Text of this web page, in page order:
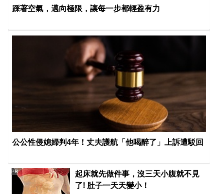
踩著空氣，邁向極限，讓每一步都輕盈有力
公公性侵媳婦判4年！丈夫護航「他喝醉了」上訴遭駁回
起床就先做件事，沒三天小腹就不見
了! 肚子一天天變小！
PR